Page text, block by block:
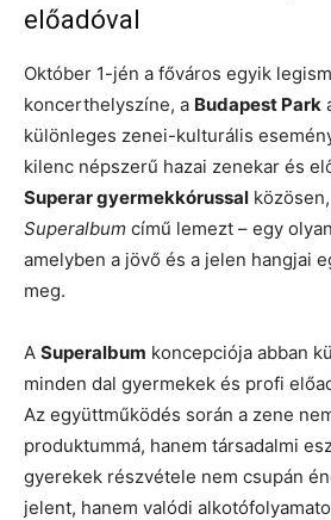
előadóval
Október 1-jén a főváros egyik
koncerthelyszíne, a Budapest Park
különleges zenei-kulturális
kilenc népszerű hazai zenekar és
Superar gyermekkórussal
Superalbum című lemezt – egy
amelyben a jövő és a jelen hangjai
meg.
A Superalbum koncepciója abban
minden dal gyermekek és profi
Az együttműködés során a zene
produktummá, hanem társadalmi
gyerekek részvétele nem csupán
jelent, hanem valódi